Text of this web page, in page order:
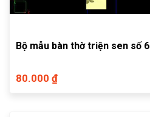
Bộ mẫu bàn thờ triện sen số 6
80.000 ₫